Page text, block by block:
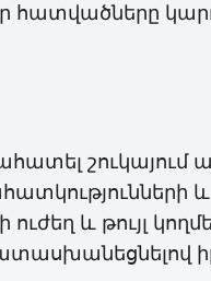
հատվածները
շուկայում
ուժեղ և թույլ